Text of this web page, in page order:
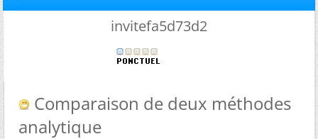
invitefa5d73d2
Comparaison de deux méthodes
analytique